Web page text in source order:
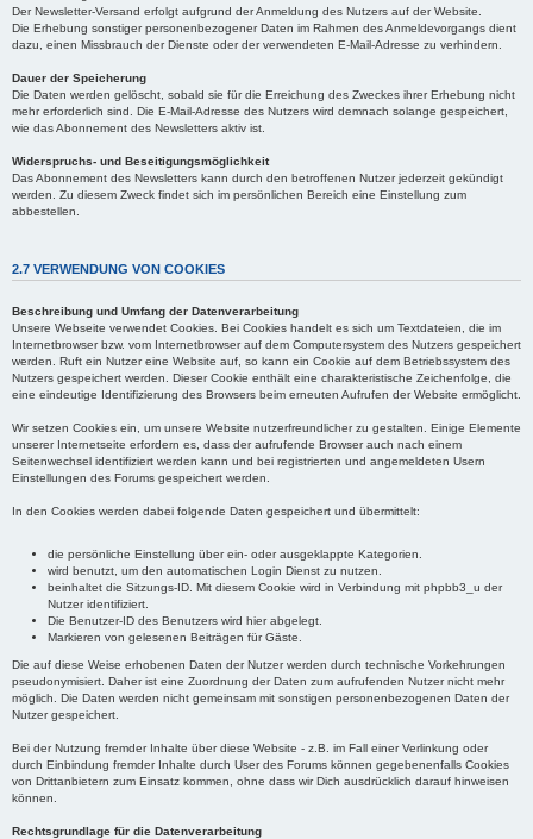
Der Newsletter-Versand erfolgt aufgrund der Anmeldung des Nutzers auf der Website.
Die Erhebung sonstiger personenbezogener Daten im Rahmen des Anmeldevorgangs dient
dazu, einen Missbrauch der Dienste oder der verwendeten E-Mail-Adresse zu verhindern.
Dauer der Speicherung
Die Daten werden gelöscht, sobald sie für die Erreichung des Zweckes ihrer Erhebung nicht
mehr erforderlich sind. Die E-Mail-Adresse des Nutzers wird demnach solange gespeichert,
wie das Abonnement des Newsletters aktiv ist.
Widerspruchs- und Beseitigungsmöglichkeit
Das Abonnement des Newsletters kann durch den betroffenen Nutzer jederzeit gekündigt
werden. Zu diesem Zweck findet sich im persönlichen Bereich eine Einstellung zum
abbestellen.
2.7 VERWENDUNG VON COOKIES
Beschreibung und Umfang der Datenverarbeitung
Unsere Webseite verwendet Cookies. Bei Cookies handelt es sich um Textdateien, die im
Internetbrowser bzw. vom Internetbrowser auf dem Computersystem des Nutzers gespeichert
werden. Ruft ein Nutzer eine Website auf, so kann ein Cookie auf dem Betriebssystem des
Nutzers gespeichert werden. Dieser Cookie enthält eine charakteristische Zeichenfolge, die
eine eindeutige Identifizierung des Browsers beim erneuten Aufrufen der Website ermöglicht.
Wir setzen Cookies ein, um unsere Website nutzerfreundlicher zu gestalten. Einige Elemente
unserer Internetseite erfordern es, dass der aufrufende Browser auch nach einem
Seitenwechsel identifiziert werden kann und bei registrierten und angemeldeten Usern
Einstellungen des Forums gespeichert werden.
In den Cookies werden dabei folgende Daten gespeichert und übermittelt:
die persönliche Einstellung über ein- oder ausgeklappte Kategorien.
wird benutzt, um den automatischen Login Dienst zu nutzen.
beinhaltet die Sitzungs-ID. Mit diesem Cookie wird in Verbindung mit phpbb3_u der
Nutzer identifiziert.
Die Benutzer-ID des Benutzers wird hier abgelegt.
Markieren von gelesenen Beiträgen für Gäste.
Die auf diese Weise erhobenen Daten der Nutzer werden durch technische Vorkehrungen
pseudonymisiert. Daher ist eine Zuordnung der Daten zum aufrufenden Nutzer nicht mehr
möglich. Die Daten werden nicht gemeinsam mit sonstigen personenbezogenen Daten der
Nutzer gespeichert.
Bei der Nutzung fremder Inhalte über diese Website - z.B. im Fall einer Verlinkung oder
durch Einbindung fremder Inhalte durch User des Forums können gegebenenfalls Cookies
von Drittanbietern zum Einsatz kommen, ohne dass wir Dich ausdrücklich darauf hinweisen
können.
Rechtsgrundlage für die Datenverarbeitung